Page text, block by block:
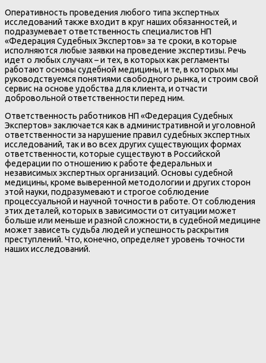
Оперативность проведения любого типа экспертных
исследований также входит в круг наших обязанностей, и
подразумевает ответственность специалистов НП
«Федерация Судебных Экспертов» за те сроки, в которые
исполняются любые заявки на проведение экспертизы. Речь
идет о любых случаях – и тех, в которых как регламенты
работают основы судебной медицины, и те, в которых мы
руководствуемся понятиями свободного рынка, и строим свой
сервис на основе удобства для клиента, и отчасти
добровольной ответственности перед ним.
Ответственность работников НП «Федерация Судебных
Экспертов» заключается как в административной и уголовной
ответственности за нарушение правил судебных экспертных
исследований, так и во всех других существующих формах
ответственности, которые существуют в Российской
федерации по отношению к работе федеральных и
независимых экспертных организаций. Основы судебной
медицины, кроме выверенной методологии и других сторон
этой науки, подразумевают и строгое соблюдение
процессуальной и научной точности в работе. От соблюдения
этих деталей, которых в зависимости от ситуации может
больше или меньше и разной сложности, в судебной медицине
может зависеть судьба людей и успешность раскрытия
преступлений. Что, конечно, определяет уровень точности
наших исследований.